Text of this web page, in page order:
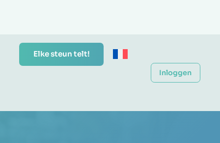
Elke steun telt!
Inloggen